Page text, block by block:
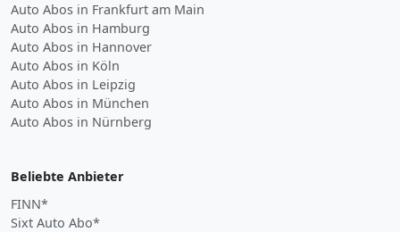
Auto Abos in Frankfurt am Main
Auto Abos in Hamburg
Auto Abos in Hannover
Auto Abos in Köln
Auto Abos in Leipzig
Auto Abos in München
Auto Abos in Nürnberg
Beliebte Anbieter
FINN*
Sixt Auto Abo*